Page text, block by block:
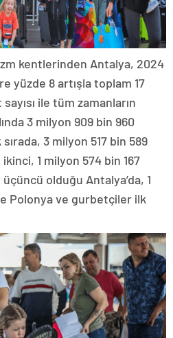
kentlerinden Antalya, 2024
yüzde 8 artışla toplam 17
ile tüm zamanların
3 milyon 909 bin 960
3 milyon 517 bin 589
1 milyon 574 bin 167
olduğu Antalya’da, 1
Polonya ve gurbetçiler ilk